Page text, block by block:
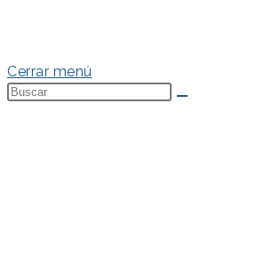
Cerrar menú